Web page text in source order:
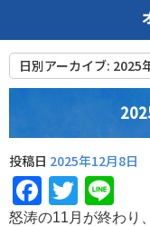
日別アーカイブ: 2025
投稿日 2025年12月8日
怒涛の11月が終わり